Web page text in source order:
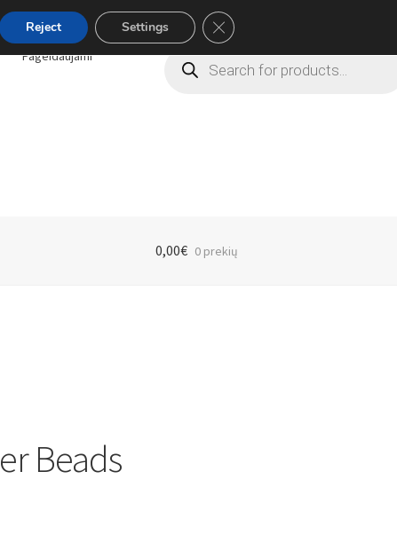
Pageidaujami Products
search
0,00€ 0 prekių
Beads
Reject Settings Close GDPR Cookie Banner